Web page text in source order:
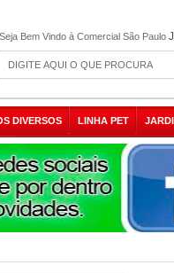
Seja Bem Vindo à Comercial São Paulo
DIVERSOS LINHA PET